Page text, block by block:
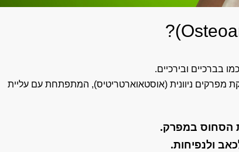
בברכיים ובירכיים.
מפרקים ניוונית (אוסטאוארטריטיס), המתפתחת עם עליית
הסחוס במפרק.
ולנפיחות.